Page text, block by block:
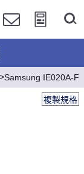
Samsung IE020A-F
複製規格